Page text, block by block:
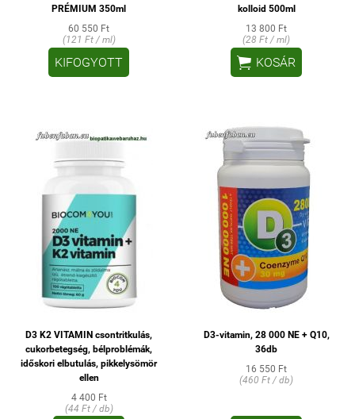
PRÉMIUM 350ml
60 550 Ft
(121 Ft / ml)
KIFOGYOTT
kolloid 500ml
13 800 Ft
(28 Ft / ml)
 KOSÁR
D3 K2 VITAMIN csontritkulás,
cukorbetegség, bélproblémák,
időskori elbutulás, pikkelysömör
ellen
4 400 Ft
(44 Ft / db)
D3-vitamin, 28 000 NE + Q10,
36db
16 550 Ft
(460 Ft / db)